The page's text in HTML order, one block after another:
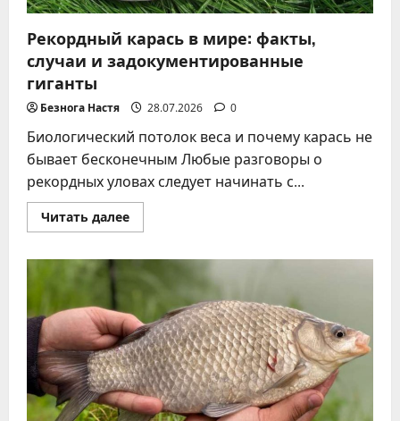
Рекордный карась в мире: факты,
случаи и задокументированные
гиганты
Безнога Настя 28.07.2026 0
Биологический потолок веса и почему карась не
бывает бесконечным Любые разговоры о
рекордных уловах следует начинать с...
Читать далееПрочитать
больше
карась
мире:
факты,
случаи
и
задокументированные
гиганты